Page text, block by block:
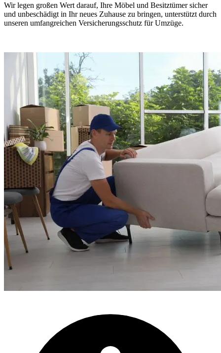
Wir legen großen Wert darauf, Ihre Möbel und Besitztümer sicher
und unbeschädigt in Ihr neues Zuhause zu bringen, unterstützt durch
unseren umfangreichen Versicherungsschutz für Umzüge.